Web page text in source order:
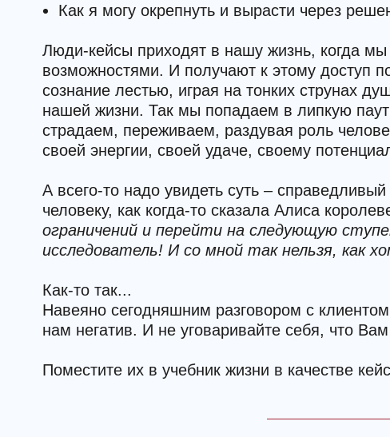
Как я могу окрепнуть и вырасти через
Люди-кейсы приходят в нашу жизнь, когда
возможностями. И получают к этому доступ
сознание лестью, играя на тонких струнах
нашей жизни. Так мы попадаем в липкую
страдаем, переживаем, раздувая роль
своей энергии, своей удаче, своему
А всего-то надо увидеть суть –
человеку, как когда-то сказала Алиса
ограничений и перейти на следующую
исследователь! И со мной так нельзя, как
Как-то так...
Навеяно сегодняшним разговором с
нам негатив. И не уговаривайте себя, что
Поместите их в учебник жизни в качестве